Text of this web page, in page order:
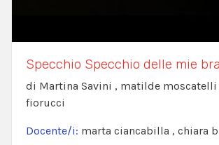
Specchio Specchio delle mie
di Martina Savini , matilde moscatelli
fiorucci
Docente/i: marta ciancabilla , chiara